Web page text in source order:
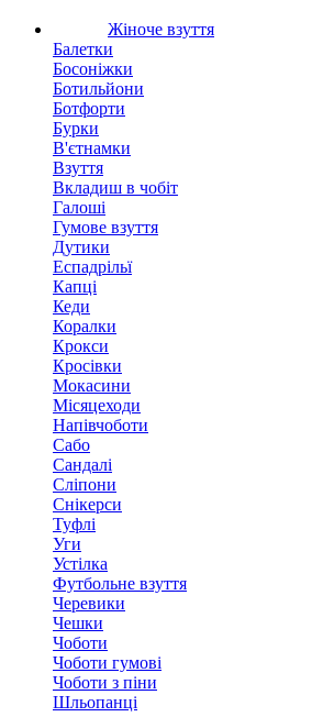
Жіноче взуття
Балетки
Босоніжки
Ботильйони
Ботфорти
Бурки
В'єтнамки
Взуття
Вкладиш в чобіт
Галоші
Гумове взуття
Дутики
Еспадрільї
Капці
Кеди
Коралки
Крокси
Кросівки
Мокасини
Місяцеходи
Напівчоботи
Сабо
Сандалі
Сліпони
Снікерси
Туфлі
Уги
Устілка
Футбольне взуття
Черевики
Чешки
Чоботи
Чоботи гумові
Чоботи з піни
Шльопанці